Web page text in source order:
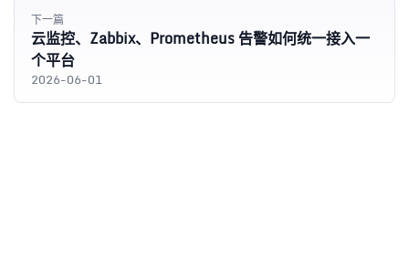
下一篇
云监控、Zabbix、Prometheus 告警如何统一接入一
个平台
2026-06-01